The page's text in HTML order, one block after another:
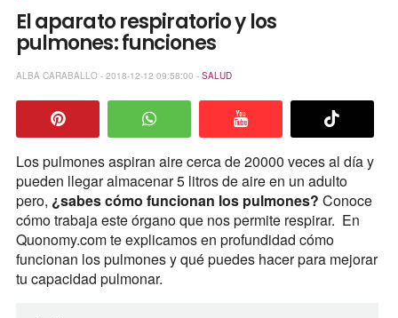
El aparato respiratorio y los
pulmones: funciones
ALBA CARABALLO - 2018-12-12 09:58:00 - SALUD
Los pulmones aspiran aire cerca de 20000 veces al día y
pueden llegar almacenar 5 litros de aire en un adulto
pero, ¿sabes cómo funcionan los pulmones? Conoce
cómo trabaja este órgano que nos permite respirar. En
Quonomy.com te explicamos en profundidad cómo
funcionan los pulmones y qué puedes hacer para mejorar
tu capacidad pulmonar.